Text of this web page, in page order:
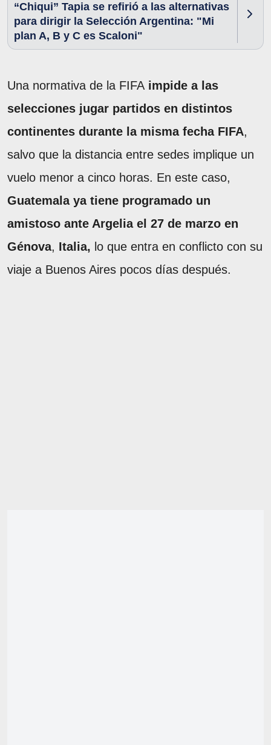
“Chiqui” Tapia se refirió a las alternativas
para dirigir la Selección Argentina: "Mi
plan A, B y C es Scaloni"
Una normativa de la FIFA impide a las
selecciones jugar partidos en distintos
continentes durante la misma fecha FIFA,
salvo que la distancia entre sedes implique un
vuelo menor a cinco horas. En este caso,
Guatemala ya tiene programado un
amistoso ante Argelia el 27 de marzo en
Génova, Italia, lo que entra en conflicto con su
viaje a Buenos Aires pocos días después.